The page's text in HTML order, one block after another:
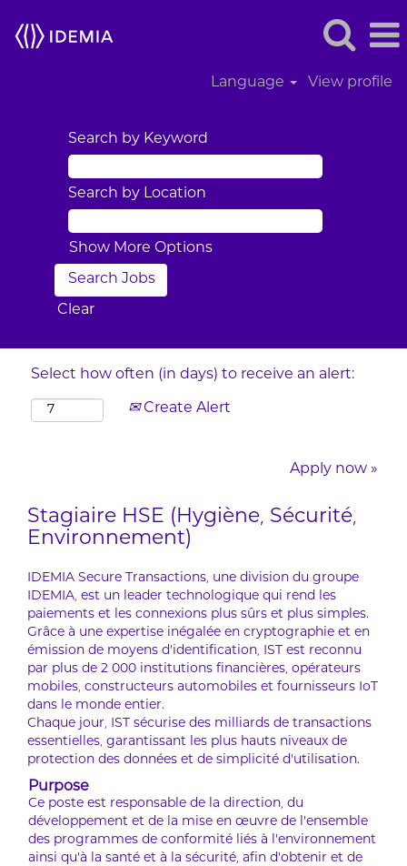
Language View profile
Search by Keyword
Search by Location
Show More Options
Clear
Select how often (in days) to receive an alert:
Create Alert
Apply now »
Stagiaire HSE (Hygiène, Sécurité,
Environnement)
IDEMIA Secure Transactions, une division du groupe
IDEMIA, est un leader technologique qui rend les
paiements et les connexions plus sûrs et plus simples.
Grâce à une expertise inégalée en cryptographie et en
émission de moyens d’identification, IST est reconnu
par plus de 2 000 institutions financières, opérateurs
mobiles, constructeurs automobiles et fournisseurs IoT
dans le monde entier.
Chaque jour, IST sécurise des milliards de transactions
essentielles, garantissant les plus hauts niveaux de
protection des données et de simplicité d’utilisation.
Purpose
Ce poste est responsable de la direction, du
développement et de la mise en œuvre de l’ensemble
des programmes de conformité liés à l’environnement
ainsi qu’à la santé et à la sécurité, afin d’obtenir et de